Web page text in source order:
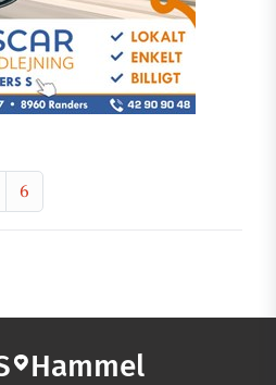
6
Hammel